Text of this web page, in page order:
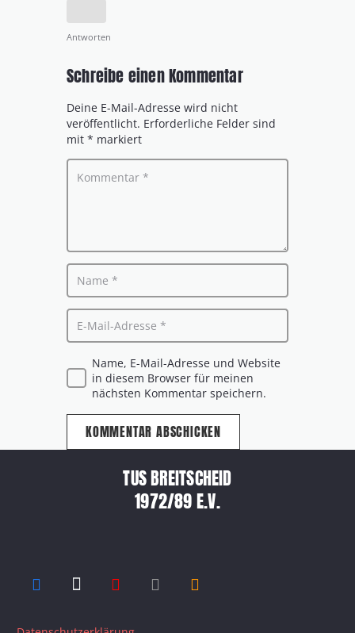
Antworten
Schreibe einen Kommentar
Deine E-Mail-Adresse wird nicht
veröffentlicht. Erforderliche Felder sind
mit * markiert
Name, E-Mail-Adresse und Website
in diesem Browser für meinen
nächsten Kommentar speichern.
KOMMENTAR ABSCHICKEN
TUS BREITSCHEID
1972/89 E.V.